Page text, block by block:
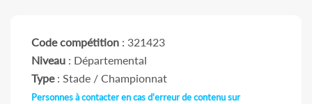
Code compétition : 321423
Niveau : Départemental
Type: Stade / Championnat
Personnes à contacter en cas d'erreur de contenu sur